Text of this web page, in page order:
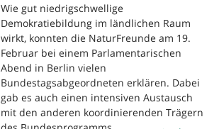
Wie gut niedrigschwellige
Demokratiebildung im ländlichen Raum
wirkt, konnten die NaturFreunde am 19.
Februar bei einem Parlamentarischen
Abend in Berlin vielen
Bundestagsabgeordneten erklären. Dabei
gab es auch einen intensiven Austausch
mit den anderen koordinierenden Trägern